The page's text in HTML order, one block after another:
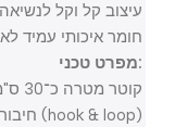
עיצוב קל וקל לנשיאה
חומר איכותי עמיד
קוטר מטרה כ־30 ס"מ
חיבור סקוטש מהיר (hook & loop)